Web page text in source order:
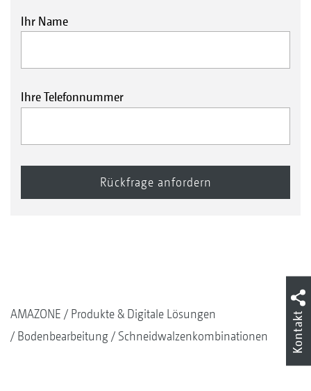
Ihr Name
Ihre Telefonnummer
AMAZONE
Produkte & Digitale Lösungen
Bodenbearbeitung
Schneidwalzenkombinationen Kontakt